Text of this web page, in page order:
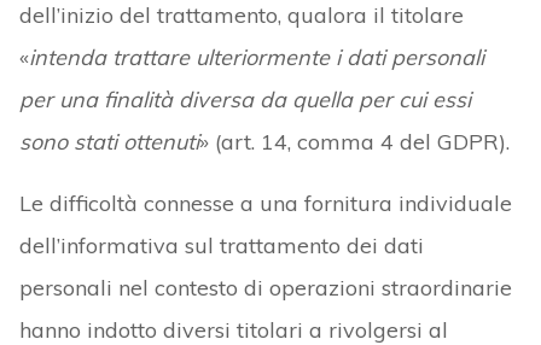
dell’inizio del trattamento, qualora il titolare
«intenda trattare ulteriormente i dati personali
per una finalità diversa da quella per cui essi
sono stati ottenuti» (art. 14, comma 4 del GDPR).
Le difficoltà connesse a una fornitura individuale
dell’informativa sul trattamento dei dati
personali nel contesto di operazioni straordinarie
hanno indotto diversi titolari a rivolgersi al